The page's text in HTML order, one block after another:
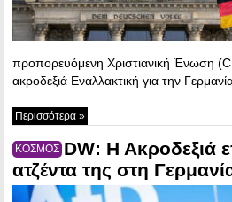
προπορευόμενη Χριστιανική Ένωση
ακροδεξιά Εναλλακτική για την
Περισσότερα »
ΚΟΣΜΟΣ DW: Η Ακροδεξιά
ατζέντα της στη